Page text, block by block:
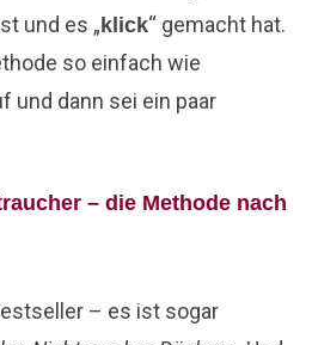
und es „klick“ gemacht hat.
so einfach wie
und dann sei ein paar
– die Methode nach
– es ist sogar